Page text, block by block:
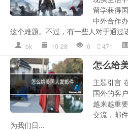
留学获得
中外合作
这个难题。不过，有一些人对于通过
bk 10-28 0 471
怎么给
主题引言
国外的客
越来越重
交流，邮
为我们日...